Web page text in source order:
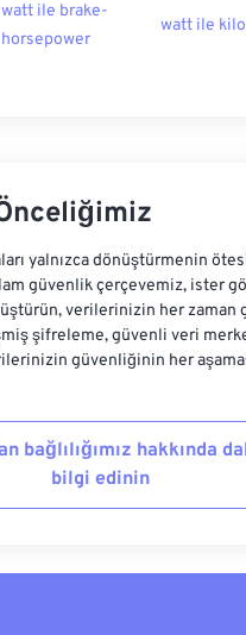
watt ile brake-
horsepower
watt ile
yalnızca dönüştürmenin
güvenlik çerçevemiz, ister
verilerinizin her zaman
şifreleme, güvenli veri
güvenliğinin her
bağlılığımız hakkında
bilgi edinin